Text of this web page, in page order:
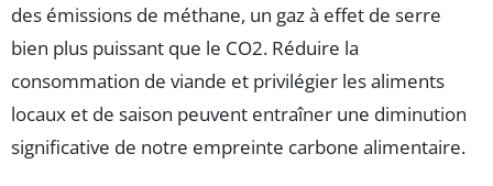
des émissions de méthane, un gaz à effet de serre
bien plus puissant que le CO2. Réduire la
consommation de viande et privilégier les aliments
locaux et de saison peuvent entraîner une diminution
significative de notre empreinte carbone alimentaire.